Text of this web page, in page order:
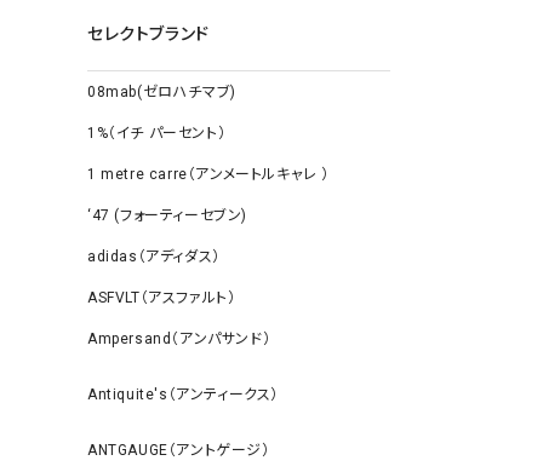
セレクトブランド
08mab(ゼロハチマブ)
1%（イチ パーセント）
1 metre carre（アンメートルキャレ ）
‘47 (フォーティーセブン)
adidas（アディダス）
ASFVLT（アスファルト）
Ampersand（アンパサンド）
Antiquite's（アンティークス）
ANTGAUGE（アントゲージ）